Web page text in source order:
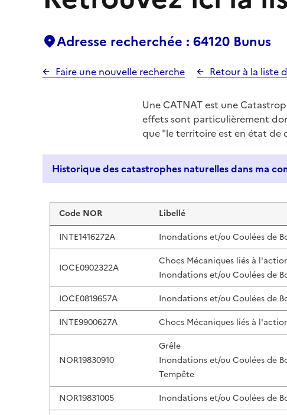
Adresse recherchée : 64120 Bunus
Faire une nouvelle recherche Retour à la liste
Une CATNAT est une
effets sont particulièrement
que "le territoire est en état de
Liste de résultats
Code NOR Libellé
INTE1416272A
Inondations et/ou Coulées de
IOCE0902322A
Chocs Mécaniques liés à
Inondations et/ou Coulées de
IOCE0819657A Inondations et/ou Coulées de
INTE9900627A
Chocs Mécaniques liés à
NOR19830910
Grêle
Inondations et/ou Coulées de
Tempête
NOR19831005 Inondations et/ou Coulées de